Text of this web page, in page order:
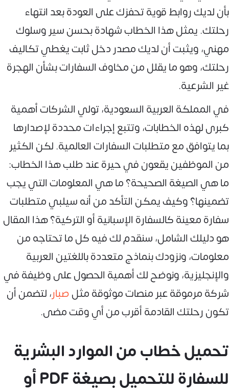
بأن لديك روابط قوية تحفزك على العودة بعد انتهاء
رحلتك. يمثل هذا الخطاب شهادة بحسن سير وسلوك
مهني، ويثبت أن لديك مصدر دخل ثابت يغطي تكاليف
رحلتك، وهو ما يقلل من مخاوف السفارات بشأن الهجرة
غير الشرعية.
في المملكة العربية السعودية، تولي الشركات أهمية
كبرى لهذه الخطابات، وتتبع إجراءات محددة لإصدارها
بما يتوافق مع متطلبات السفارات العالمية. لكن الكثير
من الموظفين يقعون في حيرة عند طلب هذا الخطاب:
ما هي الصيغة الصحيحة؟ ما هي المعلومات التي يجب
تضمينها؟ وكيف يمكن التأكد من أنه سيلبي متطلبات
سفارة معينة كالسفارة الإسبانية أو التركية؟ هذا المقال
هو دليلك الشامل، سنقدم لك فيه كل ما تحتاجه من
معلومات، ونزودك بنماذج متعددة باللغتين العربية
والإنجليزية، ونوضح لك أهمية الحصول على وظيفة في
شركة مرموقة عبر منصات موثوقة مثلصبار، لتضمن أن
تكون رحلتك القادمة أقرب من أي وقت مضى.
تحميل خطاب من الموارد البشرية
للسفارة للتحميل بصيغة PDF أو